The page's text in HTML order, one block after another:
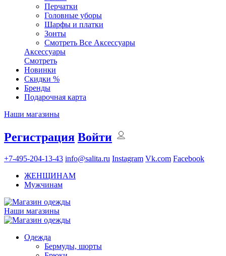
Перчатки
Головные уборы
Шарфы и платки
Зонты
Смотреть Все Аксессуары
Аксессуары
Смотреть
Новинки
Скидки %
Бренды
Подарочная карта
Наши магазины
Регистрация Войти
+7-495-204-13-43 info@salita.ru Instagram Vk.com Facebook
ЖЕНЩИНАМ
Мужчинам
Наши магазины
Одежда
Бермуды, шорты